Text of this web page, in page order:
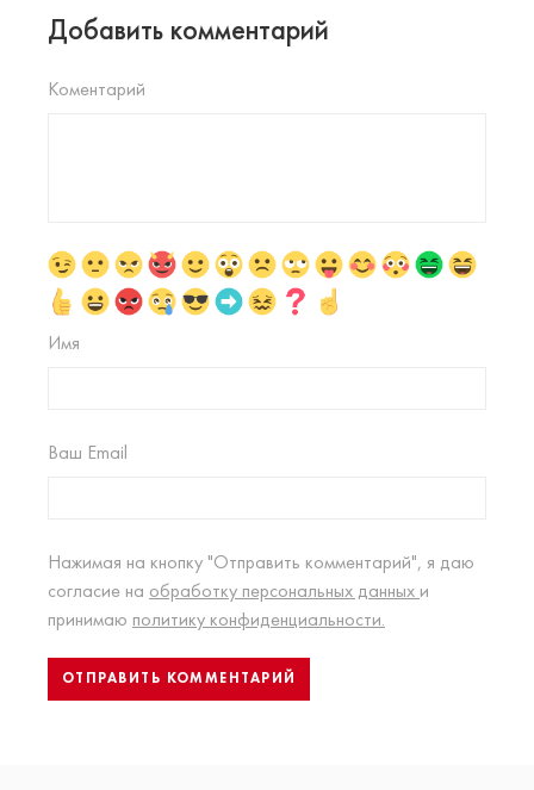
Добавить комментарий
Коментарий
Имя
Ваш Email
Нажимая на кнопку "Отправить комментарий", я даю
согласие на обработку персональных данных и
принимаю политику конфиденциальности.